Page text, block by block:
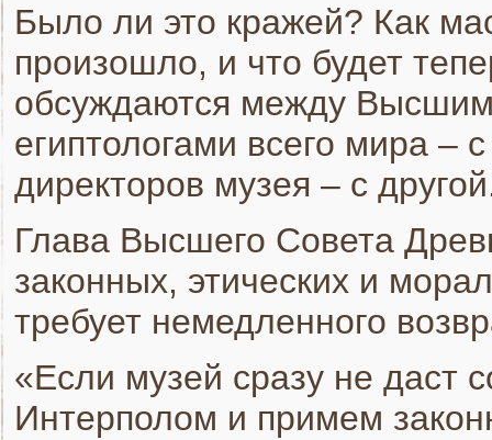
Было ли это кражей? Как
произошло, и что будет
обсуждаются между
египтологами всего мира –
директоров музея – с
Глава Высшего Совета
законных, этических и
требует немедленного
«Если музей сразу не даст
Интерполом и примем